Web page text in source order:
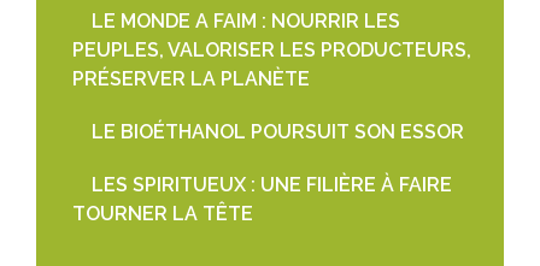
LE MONDE A FAIM : NOURRIR LES
PEUPLES, VALORISER LES PRODUCTEURS,
PRÉSERVER LA PLANÈTE
LE BIOÉTHANOL POURSUIT SON ESSOR
LES SPIRITUEUX : UNE FILIÈRE À FAIRE
TOURNER LA TÊTE